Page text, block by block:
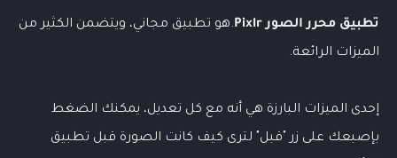
تطبيق محرر الصورPixlr.هو تطبيق مجاني، ويتضمن الكثير من
الميزات الرائعة.
إحدى الميزات البارزة هي أنه مع كل تعديل، يمكنك الضغط
بإصبعك على زر "قبل" لترى كيف كانت الصورة قبل تطبيق